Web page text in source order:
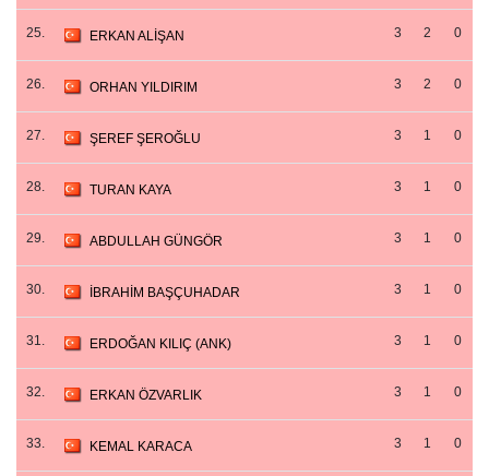
25. ERKAN ALİŞAN 3 2 0
26. ORHAN YILDIRIM 3 2 0
27. ŞEREF ŞEROĞLU 3 1 0
28. TURAN KAYA 3 1 0
29. ABDULLAH GÜNGÖR 3 1 0
30. İBRAHİM BAŞÇUHADAR 3 1 0
31. ERDOĞAN KILIÇ (ANK) 3 1 0
32. ERKAN ÖZVARLIK 3 1 0
33. KEMAL KARACA 3 1 0